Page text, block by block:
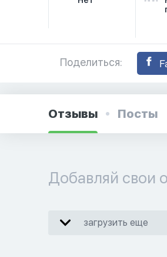
Поделиться:
Отзывы Посты
Добавляй свои
загрузить еще